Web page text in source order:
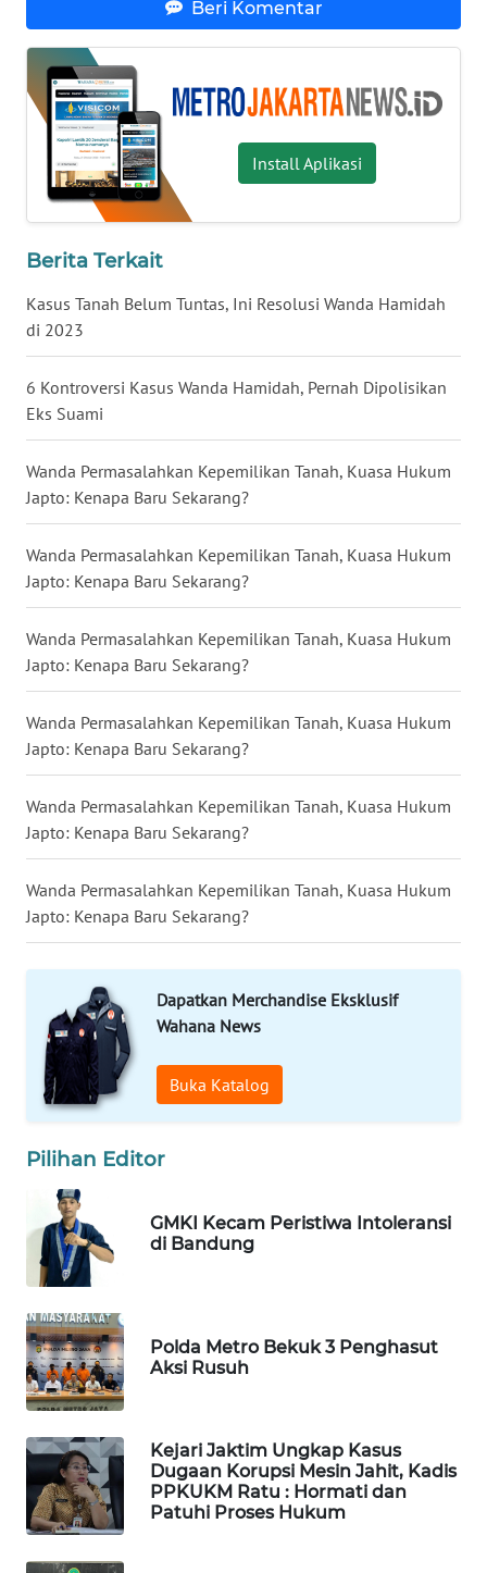
Beri Komentar
Install Aplikasi
Berita Terkait
Kasus Tanah Belum Tuntas, Ini Resolusi Wanda Hamidah
di 2023
6 Kontroversi Kasus Wanda Hamidah, Pernah Dipolisikan
Eks Suami
Wanda Permasalahkan Kepemilikan Tanah, Kuasa Hukum
Japto: Kenapa Baru Sekarang?
Wanda Permasalahkan Kepemilikan Tanah, Kuasa Hukum
Japto: Kenapa Baru Sekarang?
Wanda Permasalahkan Kepemilikan Tanah, Kuasa Hukum
Japto: Kenapa Baru Sekarang?
Wanda Permasalahkan Kepemilikan Tanah, Kuasa Hukum
Japto: Kenapa Baru Sekarang?
Wanda Permasalahkan Kepemilikan Tanah, Kuasa Hukum
Japto: Kenapa Baru Sekarang?
Wanda Permasalahkan Kepemilikan Tanah, Kuasa Hukum
Japto: Kenapa Baru Sekarang?
Dapatkan Merchandise Eksklusif
Wahana News
Buka Katalog
Pilihan Editor
GMKI Kecam Peristiwa Intoleransi
di Bandung
Polda Metro Bekuk 3 Penghasut
Aksi Rusuh
Kejari Jaktim Ungkap Kasus
Dugaan Korupsi Mesin Jahit, Kadis
PPKUKM Ratu : Hormati dan
Patuhi Proses Hukum
WN
NATUNA
WN
BINTAN
WN
WN
LIKUPANG
WN
LABUANBAJO
WN
BORNEO
Wahana
Media
Group
WAHANA
NEWS
WAHANA
ADVOKAT
INFRASTRUKTUR
WAHANA
LISTRIK
WAHANA
WAHANA
TV
WAHANANEWS
WAHANANEWS
CO ID
WAHANANEWS
NET
WAHANA
SPORT